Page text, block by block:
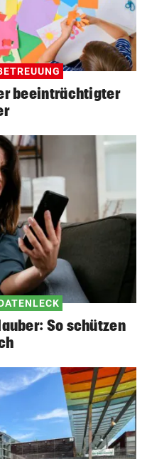
beeinträchtigter
So schützen